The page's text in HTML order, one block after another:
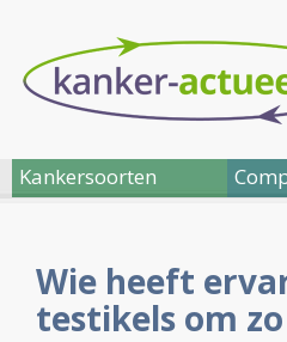
Kankersoorten
Wie heeft
testikels om